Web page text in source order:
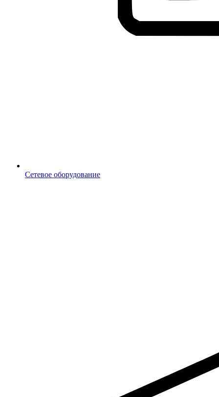
Сетевое оборудование